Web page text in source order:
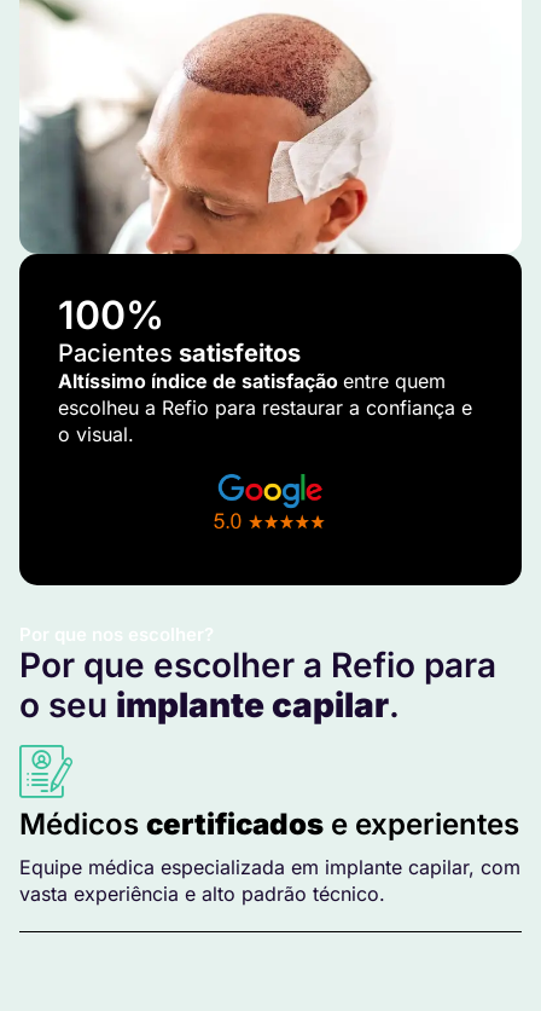
Por que nos escolher?
Por que escolher a Refio para
o seu implante capilar.
Médicos certificados e experientes
Equipe médica especializada em implante capilar, com
vasta experiência e alto padrão técnico.
100%
Pacientes satisfeitos
Altíssimo índice de satisfação entre quem
escolheu a Refio para restaurar a confiança e
o visual.